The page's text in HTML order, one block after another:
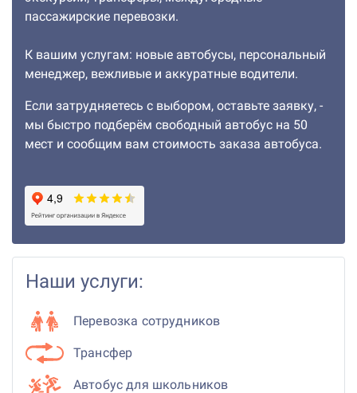
пассажирские перевозки.
К вашим услугам: новые автобусы, персональный
менеджер, вежливые и аккуратные водители.
Если затрудняетесь с выбором, оставьте заявку, -
мы быстро подберём свободный автобус на 50
мест и сообщим вам стоимость заказа автобуса.
Наши услуги:
Перевозка сотрудников
Трансфер
Автобус для школьников